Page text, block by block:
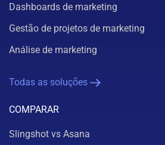
Dashboards de marketing
Gestão de projetos de marketing
Análise de marketing
Todas as soluções
COMPARAR
Slingshot vs Asana